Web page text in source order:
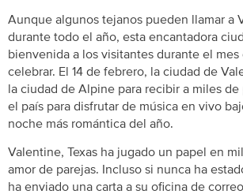
Aunque algunos tejanos pueden llamar a
durante todo el año, esta encantadora
bienvenida a los visitantes durante el
celebrar. El 14 de febrero, la ciudad de
la ciudad de Alpine para recibir a miles
el país para disfrutar de música en vivo
noche más romántica del año.
Valentine, Texas ha jugado un papel en
amor de parejas. Incluso si nunca ha
ha enviado una carta a su oficina de